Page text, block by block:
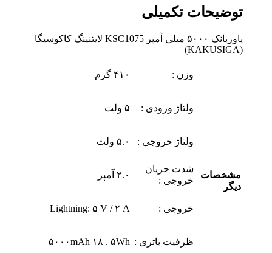
توضیحات تکمیلی
پاوربانک ۵۰۰۰ میلی آمپر KSC1075 لایتنینگ کاکوسیگا
(KAKUSIGA)
مشخصات
دیگر
وزن : ۴۱۰ گرم
ولتاژ ورودی : ۵ ولت
ولتاژ خروجی : ۵.۰ ولت
شدت جریان
خروجی :
۲.۰ آمپر
خروجی : Lightning: ۵ V / ۲ A
ظرفیت باتری : ۵۰۰۰mAh ۱۸ . ۵Wh